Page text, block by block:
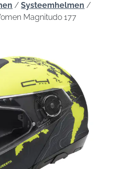
/Systeemhelmen /
Magnitudo 177